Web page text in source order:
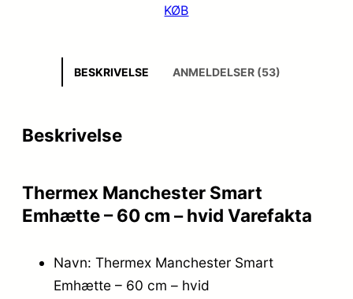
KØB
BESKRIVELSE ANMELDELSER (53)
Beskrivelse
Thermex Manchester Smart
Emhætte – 60 cm – hvid Varefakta
Navn: Thermex Manchester Smart
Emhætte – 60 cm – hvid